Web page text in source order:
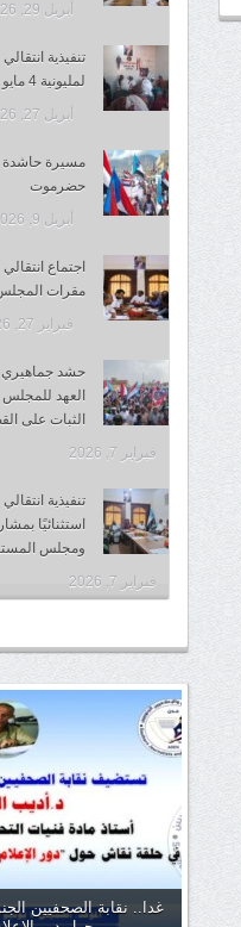
أبريل 29, 2026
تنفيذية
لمليونية 4 مايو وتؤكد جاهزيتها التنظيمية
أبريل 27, 2026
مسيرة حاشدة
حضرموت
أبريل 9, 2026
اجتماع
مقرات
فبراير 27, 2026
حشد
العهد للمجلس
الثبات على
فبراير 7, 2026
تنفيذية
استثنائيًا
ومجلس
فبراير 7, 2026
غدا.. نقابة الصحفيين